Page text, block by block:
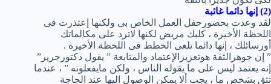
(2) إنها دائما غائبة
لقد وعدت بحضورحفل العمل الخاص بى ولكنها إعتذرت فى
اللحظة الأخيرة ، كلبك مريض لكنها لاترد على مكالماتك
أورسائلك ، إنها دائما تلغى الخطط فى اللحظة الأخيرة .
” إن جوهرالثقة هوتعزيزالإعتماد والمتابعة ” يقول دكتورجرير”
إنه يعتمد ليس على ما يقوله الناس ، ولكن مايفعلونه ” ، عندما
تثق بشخص ما ، يجب ألا يمكن الوصول اليها عند الحاجة